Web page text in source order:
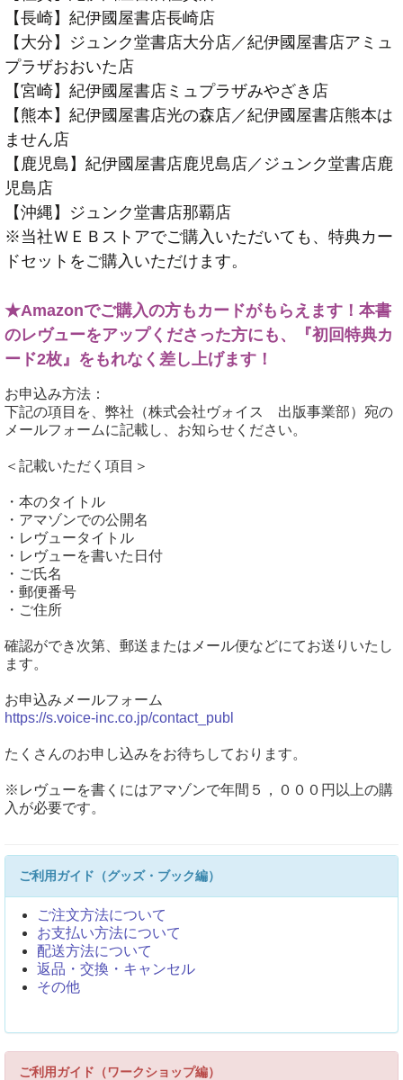
【長崎】紀伊國屋書店長崎店
【大分】ジュンク堂書店大分店／紀伊國屋書店アミュ
プラザおおいた店
【宮崎】紀伊國屋書店ミュプラザみやざき店
【熊本】紀伊國屋書店光の森店／紀伊國屋書店熊本は
ません店
【鹿児島】紀伊國屋書店鹿児島店／ジュンク堂書店鹿
児島店
【沖縄】ジュンク堂書店那覇店
※当社ＷＥＢストアでご購入いただいても、特典カー
ドセットをご購入いただけます。
★Amazonでご購入の方もカードがもらえます！本書
のレヴューをアップくださった方にも、『初回特典カ
ード2枚』をもれなく差し上げます！
お申込み方法：
下記の項目を、弊社（株式会社ヴォイス 出版事業部）宛の
メールフォームに記載し、お知らせください。
＜記載いただく項目＞
・本のタイトル
・アマゾンでの公開名
・レヴュータイトル
・レヴューを書いた日付
・ご氏名
・郵便番号
・ご住所
確認ができ次第、郵送またはメール便などにてお送りいたし
ます。
お申込みメールフォーム
https://s.voice-inc.co.jp/contact_publ
たくさんのお申し込みをお待ちしております。
※レヴューを書くにはアマゾンで年間５，０００円以上の購
入が必要です。
ご利用ガイド（グッズ・ブック編）
ご注文方法について
お支払い方法について
配送方法について
返品・交換・キャンセル
その他
ご利用ガイド（ワークショップ編）